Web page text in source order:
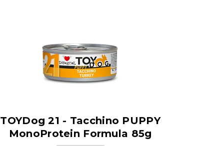
TOYDog 21 - Tacchino PUPPY
MonoProtein Formula 85g